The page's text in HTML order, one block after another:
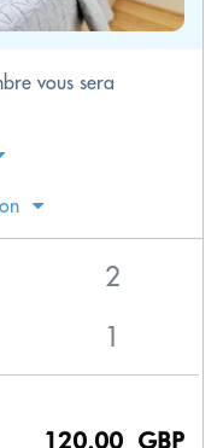
vous sera
120.00 GBP